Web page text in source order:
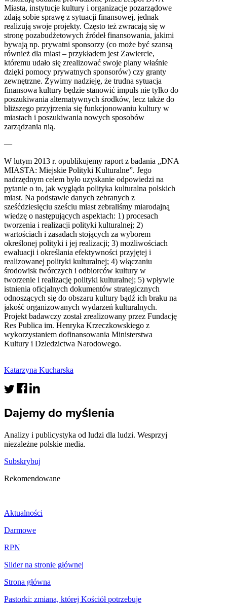
Miasta, instytucje kultury i organizacje pozarządowe
zdają sobie sprawę z sytuacji finansowej, jednak
realizują swoje projekty. Często też zwracają się w
stronę pozabudżetowych źródeł finansowania, jakimi
bywają np. prywatni sponsorzy (co może być szansą
również dla miast – przykładem jest Zawiercie,
któremu udało się zrealizować swoje plany właśnie
dzięki pomocy prywatnych sponsorów) czy granty
zewnętrzne. Żywimy nadzieję, że trudna sytuacja
finansowa kultury będzie stanowić impuls nie tylko do
poszukiwania alternatywnych środków, lecz także do
bliższego przyjrzenia się funkcjonowaniu kultury w
miastach i poszukiwania nowych sposobów
zarządzania nią.
—
W lutym 2013 r. opublikujemy raport z badania „DNA
MIASTA: Miejskie Polityki Kulturalne”. Jego
nadrzędnym celem było uzyskanie odpowiedzi na
pytanie o to, jak wygląda polityka kulturalna polskich
miast. Na podstawie danych zebranych z
sześćdziesięciu sześciu miast zebraliśmy miarodajną
wiedzę o następujących aspektach: 1) procesach
tworzenia i realizacji polityki kulturalnej; 2)
wartościach i zasadach stojących za wyborem
określonej polityki i jej realizacji; 3) możliwościach
ewaluacji i określania efektywności przyjętej i
realizowanej polityki kulturalnej; 4) włączaniu
środowisk twórczych i odbiorców kultury w
tworzenie i realizację polityki kulturalnej; 5) wpływie
istnienia oficjalnych dokumentów strategicznych
odnoszących się do obszaru kultury bądź ich braku na
jakość organizowanych wydarzeń kulturalnych.
Projekt badawczy został zrealizowany przez Fundację
Res Publica im. Henryka Krzeczkowskiego z
wykorzystaniem dofinansowania Ministerstwa
Kultury i Dziedzictwa Narodowego.
Katarzyna Kucharska
Dajemy do myślenia
Analizy i publicystyka od ludzi dla ludzi. Wesprzyj
niezależne polskie media.
Subskrybuj
Rekomendowane
Aktualności
Darmowe
RPN
Slider na stronie głównej
Strona główna
Pastorki: zmiana, której Kościół potrzebuje